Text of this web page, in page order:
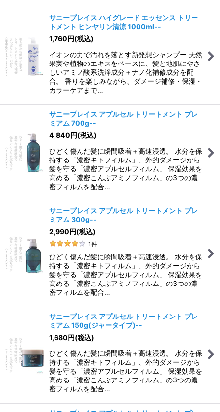
サニープレイス ハイグレード エッセンス トリー
トメント ヒンヤリン清涼 1000ml--
1,760円(税込)
イオンの力で汚れを落とす新発想シャンプー 天然
果実や植物のエキスをベースに、髪と地肌にやさ
しいアミノ酸系洗浄成分＋ナノ化補修成分を配
合。 香りを楽しみながら、ダメージ補修・保湿・
カラーケアまで…
サニープレイス アプルセル トリートメント プレ
ミアム 700g--
4,840円(税込)
ひどく傷んだ髪に瞬間吸着＋高速浸透。 水分を保
持する「濃密キトフィルム」、外的ダメージから
髪を守る「濃密アプルセルフィルム」 保湿効果を
高める「濃密こんぶアミノフィルム」の3つの濃
密フィルムを配合…
サニープレイス アプルセル トリートメント プレ
ミアム 300g--
2,990円(税込)
1件
ひどく傷んだ髪に瞬間吸着＋高速浸透。 水分を保
持する「濃密キトフィルム」、外的ダメージから
髪を守る「濃密アプルセルフィルム」 保湿効果を
高める「濃密こんぶアミノフィルム」の3つの濃
密フィルムを配合…
サニープレイス アプルセル トリートメント プレ
ミアム 150g(ジャータイプ)--
1,680円(税込)
ひどく傷んだ髪に瞬間吸着＋高速浸透。 水分を保
持する「濃密キトフィルム」、外的ダメージから
髪を守る「濃密アプルセルフィルム」 保湿効果を
高める「濃密こんぶアミノフィルム」の3つの濃
密フィルムを配合…